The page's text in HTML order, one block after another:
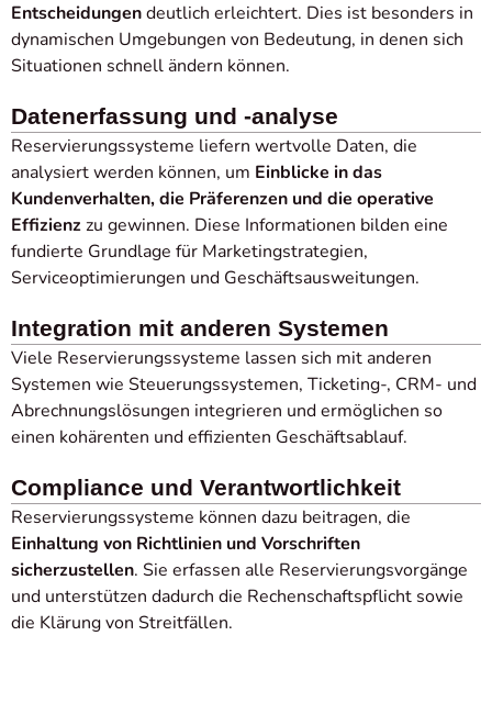
Entscheidungendeutlich erleichtert. Dies ist besonders in
dynamischen Umgebungen von Bedeutung, in denen sich
Situationen schnell ändern können.
Datenerfassung und -analyse
Reservierungssysteme liefern wertvolle Daten, die
analysiert werden können, um Einblicke in das
Kundenverhalten, die Präferenzen und die operative
Effizienzzu gewinnen. Diese Informationen bilden eine
fundierte Grundlage für Marketingstrategien,
Serviceoptimierungen und Geschäftsausweitungen.
Integration mit anderen Systemen
Viele Reservierungssysteme lassen sich mit anderen
Systemen wie Steuerungssystemen, Ticketing-, CRM- und
Abrechnungslösungen integrieren und ermöglichen so
einen kohärenten und effizienten Geschäftsablauf.
Compliance und Verantwortlichkeit
Reservierungssysteme können dazu beitragen, die
Einhaltung von Richtlinien und Vorschriften
sicherzustellen. Sie erfassen alle Reservierungsvorgänge
und unterstützen dadurch die Rechenschaftspflicht sowie
die Klärung von Streitfällen.